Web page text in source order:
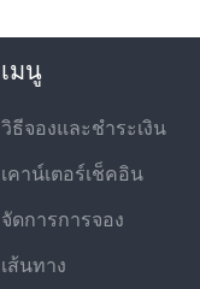
เมนู
วิธีจองและชำระเงิน
เคาน์เตอร์เช็คอิน
จัดการการจอง
เส้นทาง